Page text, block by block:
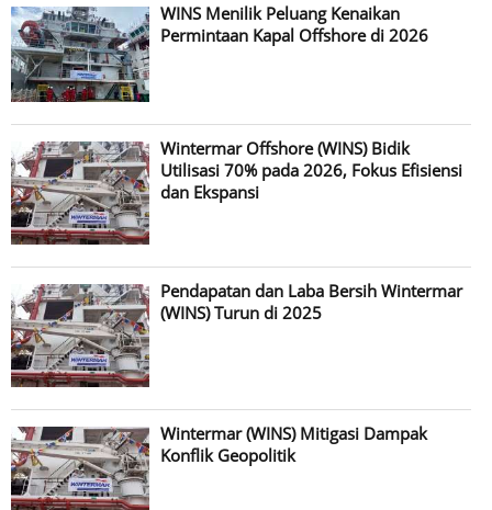
WINS Menilik Peluang Kenaikan
Permintaan Kapal Offshore di 2026
Wintermar Offshore (WINS) Bidik
Utilisasi 70% pada 2026, Fokus Efisiensi
dan Ekspansi
Pendapatan dan Laba Bersih Wintermar
(WINS) Turun di 2025
Wintermar (WINS) Mitigasi Dampak
Konflik Geopolitik